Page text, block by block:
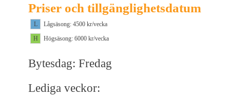
Priser och tillgänglighetsdatum
L
Lågsäsong: 4500 kr/vecka
H
Högsäsong: 6000 kr/vecka
Bytesdag: Fredag
Lediga veckor: